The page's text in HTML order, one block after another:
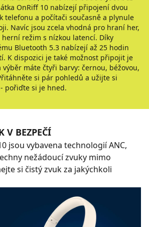
OnRiff 10 nabízejí připojení dvou
telefonu a počítači současně a plynule
Navíc jsou zcela vhodná pro hraní her,
režim s nízkou latencí. Díky
Bluetooth 5.3 nabízejí až 25 hodin
K dispozici je také možnost připojit je
výběr máte čtyři barvy: černou, béžovou,
si pár pohledů a užijte si
pořiďte si je hned.
V BEZPEČÍ
jsou vybavena technologií ANC,
nežádoucí zvuky mimo
si čistý zvuk za jakýchkoli